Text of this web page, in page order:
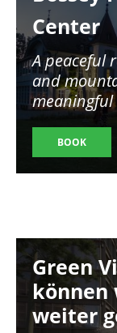
Center
A peaceful
and
BOOK
Image
Green
können
weiter